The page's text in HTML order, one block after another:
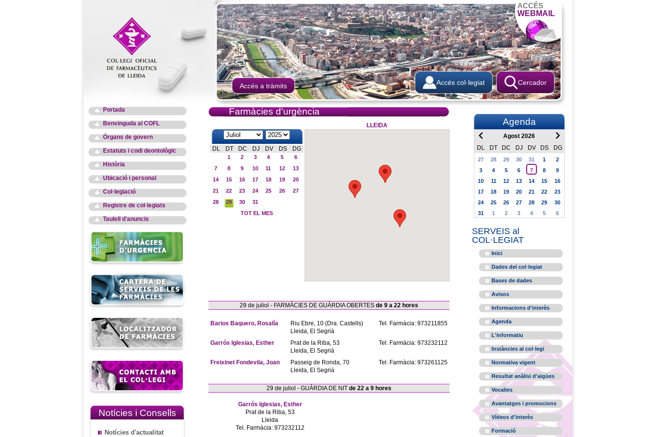
ACCÉS
WEBMAIL
Accés a tràmits Cercador
Accés col·legiat
Portada
Benvinguda al COFL
Òrgans de govern
Estatuts i codi deontològic
Història
Ubicació i personal
Col·legiació
Registre de col·legiats
Taulell d'anuncis
Notícies i Consells
Notícies d'actualitat
Farmàcies d'urgència
DL DT DC DJ DV DS DG
1 2 3 4 5
6
7
8 9 10 11 12
13
14
15 16 17 18 19
20
21
22 23 24 25 26
27
28
29 30
31
TOT EL MES
LLEIDA
29 de juliol - FARMÀCIES DE GUÀRDIA OBERTES de 9 a 22 hores
Barios Baquero, Rosalía
Riu Ebre, 10 (Dra. Castells)
Lleida, El Segrià
Tel. Farmàcia: 973211855
Garrós Iglesias, Esther
Prat de la Riba, 53
Lleida, El Segrià
Tel. Farmàcia: 973232112
Freixinet Fondevila, Joan
Passeig de Ronda, 70
Lleida, El Segrià
Tel. Farmàcia: 973261125
29 de juliol - GUÀRDIA DE NIT de 22 a 9 hores
Garrós Iglesias, Esther
Prat de la Riba, 53
Lleida
Tel. Farmàcia: 973232112
Agenda
Agost 2026
DL
DT DC DJ DV DS DG
27 28 29 30 31 1
2
3
4 5 6 7 8
9
10
11 12 13 14 15
16
17
18 19 20 21 22
23
24
25 26 27 28 29
30
31
1 2 3 4 5 6
SERVEIS al
COL·LEGIAT
Inici
Dades del col·legiat
Bases de dades
Avisos
Informacions d'interès
Agenda
L'informatiu
Instàncies al col·legi
Normativa vigent
Resultat anàlisi d'aigües
Vocalies
Avantatges i promocions
Vídeos d'interès
Formació